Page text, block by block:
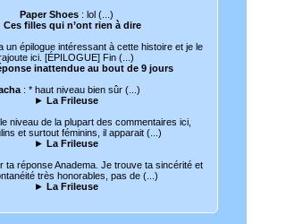
Paper Shoes: lol (...)
Ces filles qui n’ont rien à dire
un épilogue intéressant à cette histoire et je le
ici. [ÉPILOGUE] Fin (...)
inattendue au bout de 9 jours
: * haut niveau bien sûr (...)
► La Frileuse
niveau de la plupart des commentaires ici,
et surtout féminins, il apparait (...)
► La Frileuse
ta réponse Anadema. Je trouve ta sincérité et
très honorables, pas de (...)
► La Frileuse